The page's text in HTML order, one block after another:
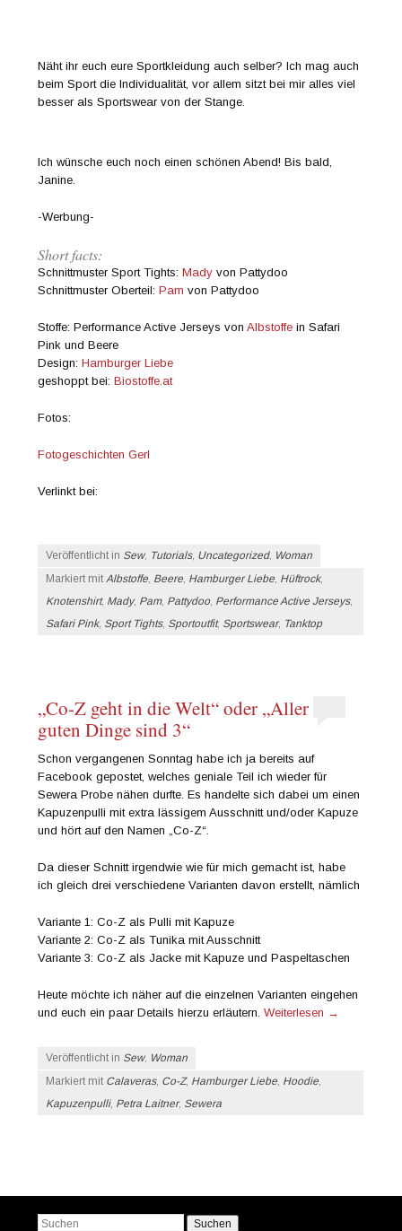
Näht ihr euch eure Sportkleidung auch selber? Ich mag auch
beim Sport die Individualität, vor allem sitzt bei mir alles viel
besser als Sportswear von der Stange.
Ich wünsche euch noch einen schönen Abend! Bis bald,
Janine.
-Werbung-
Short facts:
Schnittmuster Sport Tights:Mady von Pattydoo
Schnittmuster Oberteil:Pam von Pattydoo
Stoffe: Performance Active Jerseys vonAlbstoffe in Safari
Pink und Beere
Design:Hamburger Liebe
geshoppt bei:Biostoffe.at
Fotos:
Fotogeschichten Gerl
Verlinkt bei:
Veröffentlicht in Sew, Tutorials, Uncategorized, Woman
Markiert mit Albstoffe Beere Hamburger Liebe Hüftrock,
Knotenshirt, Mady, Pam, Pattydoo Performance Active Jerseys,
Safari Pink, Sport Tights, Sportoutfit, Sportswear, Tanktop
„Co-Z geht in die Welt“ oder „Aller
guten Dinge sind 3“
Schon vergangenen Sonntag habe ich ja bereits auf
Facebook gepostet, welches geniale Teil ich wieder für
Sewera Probe nähen durfte. Es handelte sich dabei um einen
Kapuzenpulli mit extra lässigem Ausschnitt und/oder Kapuze
und hört auf den Namen „Co-Z“.
Da dieser Schnitt irgendwie wie für mich gemacht ist, habe
ich gleich drei verschiedene Varianten davon erstellt, nämlich
Variante 1: Co-Z als Pulli mit Kapuze
Variante 2: Co-Z als Tunika mit Ausschnitt
Variante 3: Co-Z als Jacke mit Kapuze und Paspeltaschen
Heute möchte ich näher auf die einzelnen Varianten eingehen
und euch ein paar Details hierzu erläutern.Weiterlesen →
Veröffentlicht in Sew, Woman
Markiert mit Calaveras, Co-Z, Hamburger Liebe, Hoodie,
Kapuzenpulli, Petra Laitner, Sewera
Suchen